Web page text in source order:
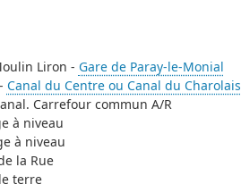
Liron - Gare de Paray-le-Monial
Canal du Centre ou Canal du Charolais
Carrefour commun A/R
à niveau
à niveau
la Rue
terre